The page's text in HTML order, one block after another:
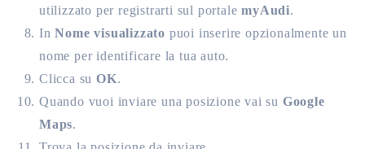
utilizzato per registrarti sul portalemyAudi.
InNome visualizzato puoi inserire opzionalmente un
nome per identificare la tua auto.
Clicca su OK.
Quando vuoi inviare una posizione vai su Google
Maps.